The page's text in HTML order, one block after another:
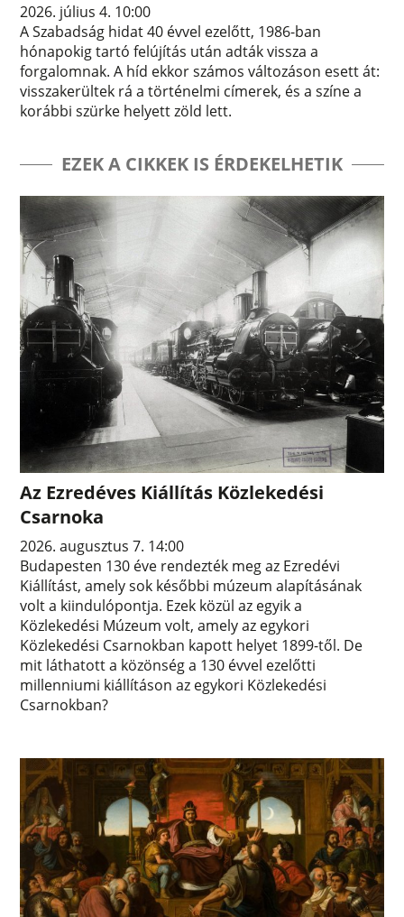
2026. július 4. 10:00
A Szabadság hidat 40 évvel ezelőtt, 1986-ban
hónapokig tartó felújítás után adták vissza a
forgalomnak. A híd ekkor számos változáson esett át:
visszakerültek rá a történelmi címerek, és a színe a
korábbi szürke helyett zöld lett.
EZEK A CIKKEK IS ÉRDEKELHETIK
Az Ezredéves Kiállítás Közlekedési
Csarnoka
2026. augusztus 7. 14:00
Budapesten 130 éve rendezték meg az Ezredévi
Kiállítást, amely sok későbbi múzeum alapításának
volt a kiindulópontja. Ezek közül az egyik a
Közlekedési Múzeum volt, amely az egykori
Közlekedési Csarnokban kapott helyet 1899-től. De
mit láthatott a közönség a 130 évvel ezelőtti
millenniumi kiállításon az egykori Közlekedési
Csarnokban?